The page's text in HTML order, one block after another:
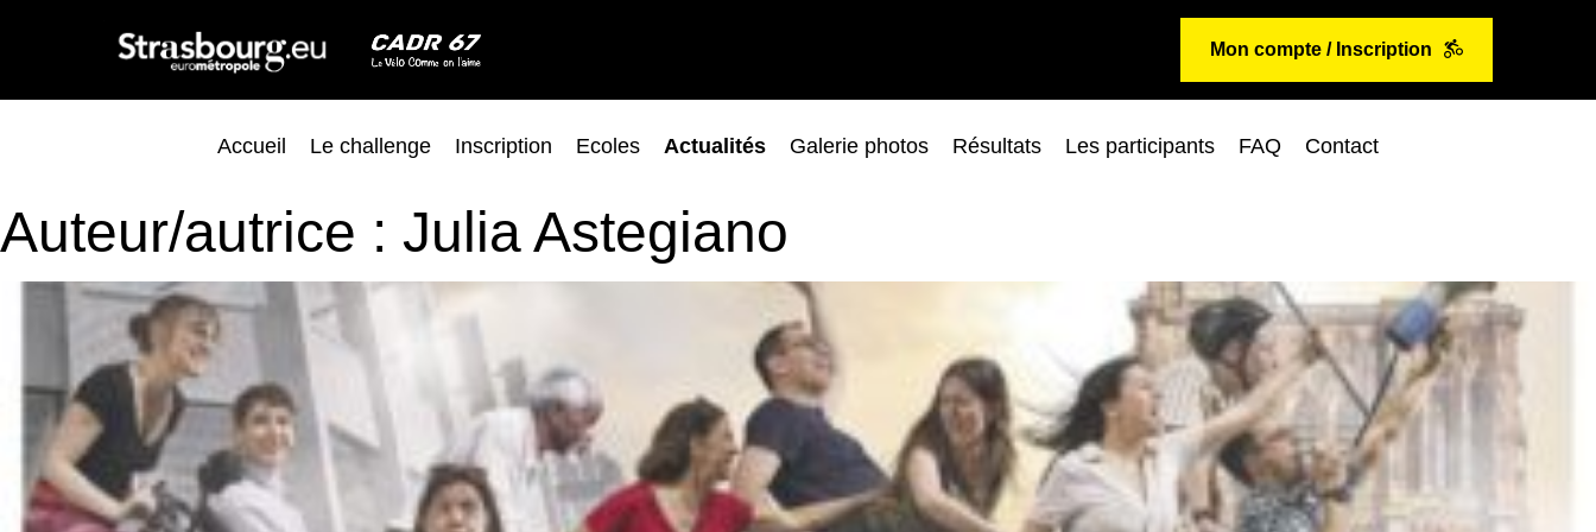
Mon compte / Inscription
Accueil Le challenge Inscription Ecoles Actualités Galerie photos Résultats Les participants FAQ Contact
Auteur/autrice : Julia Astegiano